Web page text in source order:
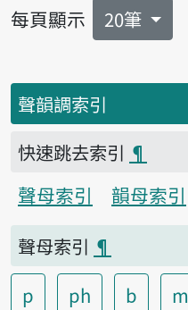
每頁顯示 20筆
聲韻調索引
快速跳去索引 ¶
聲母索引
韻母索引
聲母索引 ¶
p
ph b m